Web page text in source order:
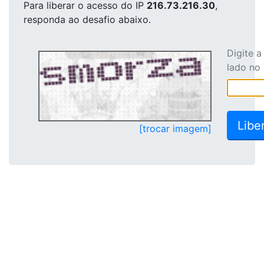
Para liberar o acesso do IP 216.73.216.30,
responda ao desafio abaixo.
[trocar imagem]
Digite
lado no